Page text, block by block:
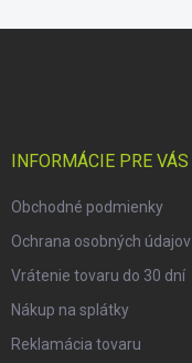
INFORMÁCIE PRE VÁS
Obchodné podmienky
Ochrana osobných údajov
Vrátenie tovaru do 30 dní
Nákup na splátky
Reklamácia tovaru